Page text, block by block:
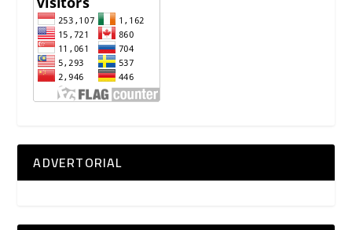
ADVERTORIAL